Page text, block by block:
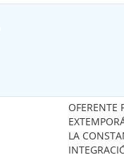
OFERENTE
LA